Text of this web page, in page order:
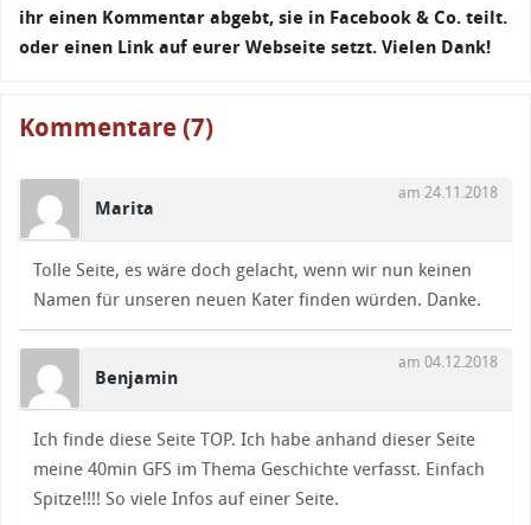
ihr einen Kommentar abgebt, sie in Facebook & Co. teilt.
oder einen Link auf eurer Webseite setzt. Vielen Dank!
Kommentare (7)
Marita
am 24.11.2018
Tolle Seite, es wäre doch gelacht, wenn wir nun keinen
Namen für unseren neuen Kater finden würden. Danke.
Benjamin
am 04.12.2018
Ich finde diese Seite TOP. Ich habe anhand dieser Seite
meine 40min GFS im Thema Geschichte verfasst. Einfach
Spitze!!!! So viele Infos auf einer Seite.